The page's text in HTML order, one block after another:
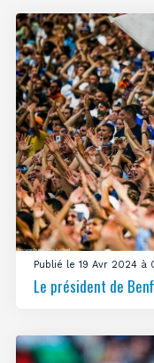
Publié le 19 Avr 2024 à
Le président de